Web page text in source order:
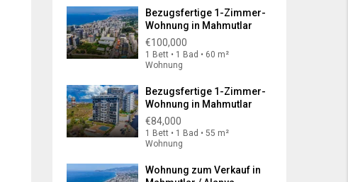
Bezugsfertige 1-Zimmer-
Wohnung in Mahmutlar
€100,000
1 Bett • 1 Bad • 60 m²
Wohnung
Bezugsfertige 1-Zimmer-
Wohnung in Mahmutlar
€84,000
1 Bett • 1 Bad • 55 m²
Wohnung
Wohnung zum Verkauf in